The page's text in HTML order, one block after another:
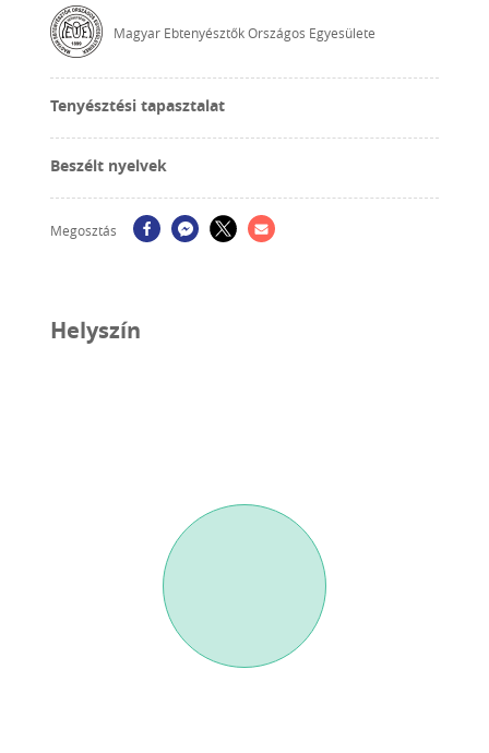
Magyar Ebtenyésztők Országos Egyesülete
Tenyésztési tapasztalat
Beszélt nyelvek
Megosztás
Helyszín